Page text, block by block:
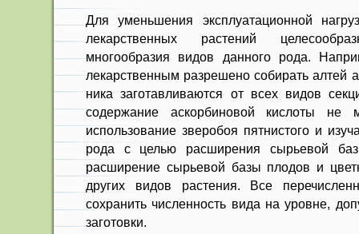
Для уменьшения эксплуатационной
лекарственных растений
многообразия видов данного рода.
лекарственным разрешено соби­рать
ника заготавливаются от всех видов
содержа­ние аскорбиновой кислоты не
использование зверо­боя пятнистого и
рода с целью расширения сырьевой
расширение сырьевой базы плодов и
других видов растения. Все
сохранить числен­ность вида на уровне,
заготовки.